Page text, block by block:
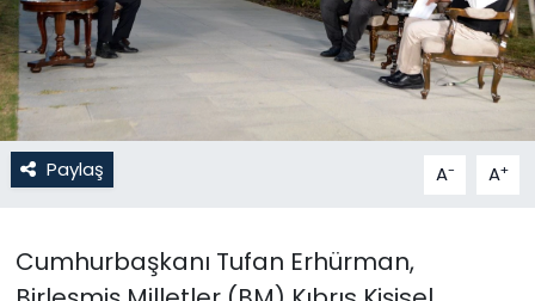
Paylaş A- A+
Cumhurbaşkanı Tufan Erhürman,
Otomobil Dünyası
Politika
SAĞLIK
Teknoloji